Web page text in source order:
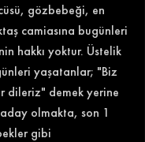
gözbebeği, en
camiasına bugünleri
hakkı yoktur. Üstelik
yaşatanlar; "Biz
dileriz" demek yerine
olmakta, son 1
gibi